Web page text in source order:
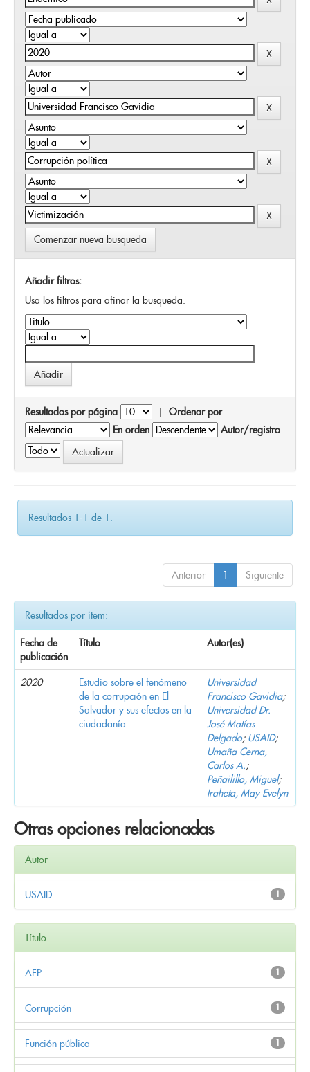
Comenzar nueva busqueda
Añadir filtros:
Usa los filtros para afinar la busqueda.
Resultados por página | Ordenar por
En orden
Autor/registro
Resultados 1-1 de 1.
Anterior 1 Siguiente
Resultados por ítem:
Fecha de
publicación
Título Autor(es)
2020
Estudio sobre el fenómeno
de la corrupción en El
Salvador y sus efectos en la
ciudadanía
Universidad
Francisco Gavidia;
Universidad Dr.
José Matías
Delgado; USAID;
Umaña Cerna,
Carlos A.;
Peñailillo, Miguel;
Iraheta, May Evelyn
Otras opciones relacionadas
Autor
1
USAID
Título
1
AFP
1
Corrupción
1
Función pública